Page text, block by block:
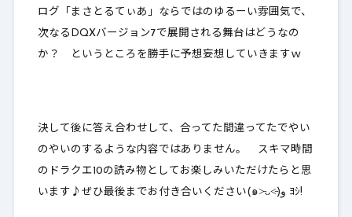
ログ「まさとるてぃあ」ならではのゆるーい雰囲気で、
次なる DQXバージョン7で展開される舞台はどうなの
か ？ というところを勝手に予想妄想していきますｗ
決して後に答え合わせして、合ってた間違ってたでやい
のやいのするような内容ではありません。 スキマ時間
のドラクエ10の読み物としてお楽しみいただけたらと思
います♪ぜひ最後までお付き合いください(๑˃̵ᴗ˂̵)و ﾖｼ!